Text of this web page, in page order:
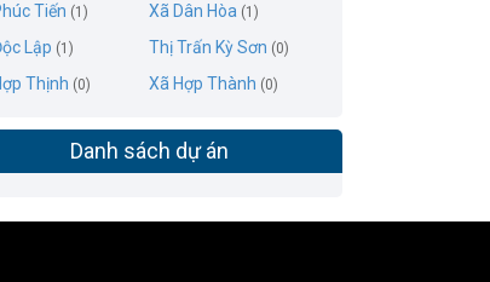
Tiến (1) Xã Dân Hòa (1)
Lập (1) Thị Trấn Kỳ Sơn (0)
Thịnh (0) Xã Hợp Thành (0)
Danh sách dự án